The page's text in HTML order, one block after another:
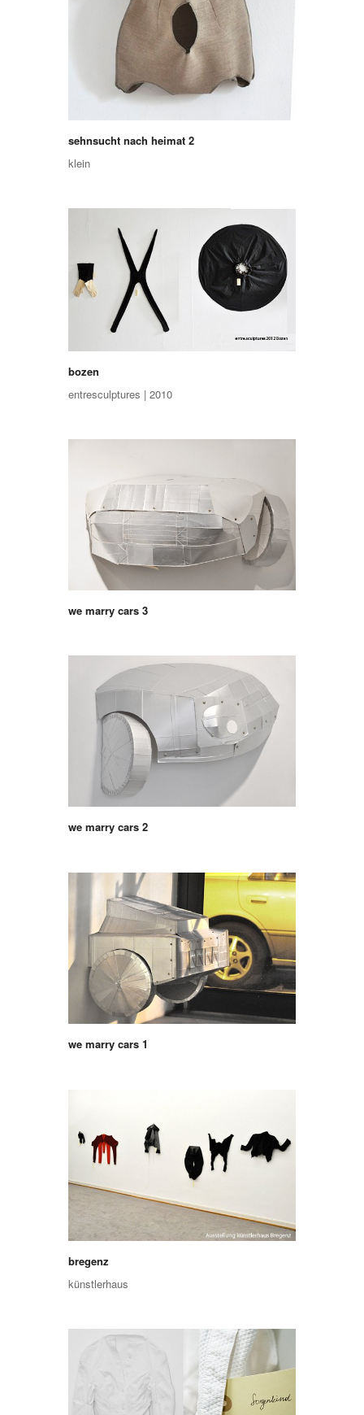
sehnsucht nach heimat 2
klein
bozen
entresculptures | 2010
we marry cars 3
we marry cars 2
we marry cars 1
bregenz
künstlerhaus